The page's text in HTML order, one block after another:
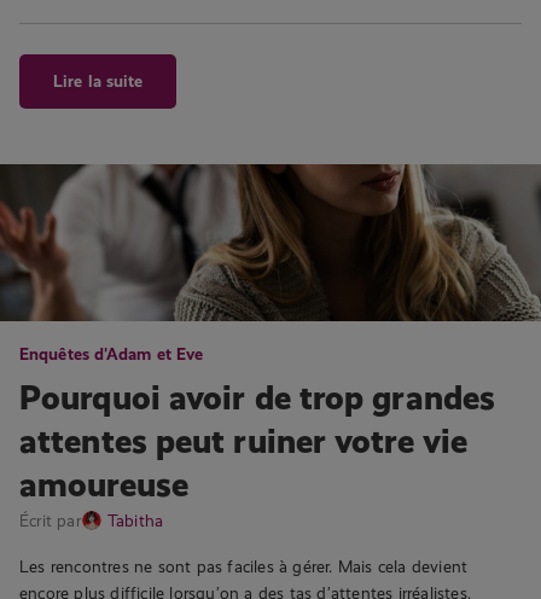
Lire la suite
Enquêtes d'Adam et Eve
Pourquoi avoir de trop grandes
attentes peut ruiner votre vie
amoureuse
Écrit par Tabitha
Les rencontres ne sont pas faciles à gérer. Mais cela devient
encore plus difficile lorsqu’on a des tas d’attentes irréalistes.